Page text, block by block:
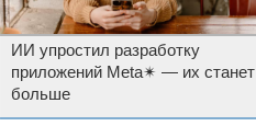
ИИ упростил разработку
приложений Meta✴ — их станет
больше